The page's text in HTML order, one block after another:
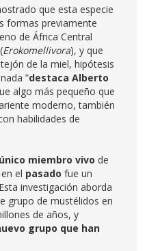
que esta especie
formas previamente
de África Central
Erokomellivora), y que
de la miel, hipótesis
”destaca Alberto
algo más pequeño que
moderno, también
habilidades de
único miembro vivo de
el pasado fue un
investigación aborda
grupo de mustélidos en
de años, y
grupo que han